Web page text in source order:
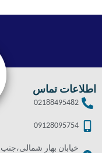
اطلاعات تماس
02188495482
09128095754
خیابان بهار